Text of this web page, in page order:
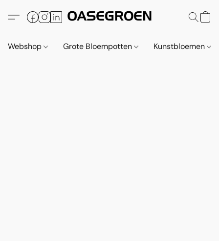
Webshop Grote Bloempotten Kunstbloemen